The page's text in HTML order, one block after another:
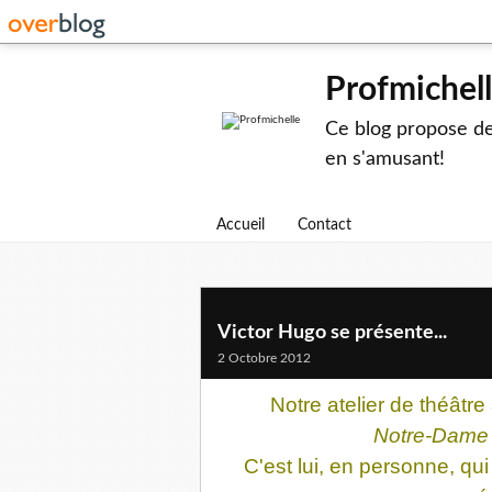
Ce blog propose
en s'amusant!
Accueil Contact
Victor Hugo se présente...
2 Octobre 2012
Notre atelier de
Notre-
C'est lui, en personne,